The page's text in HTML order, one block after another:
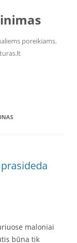
poreikiams.
maloniai
būna tik